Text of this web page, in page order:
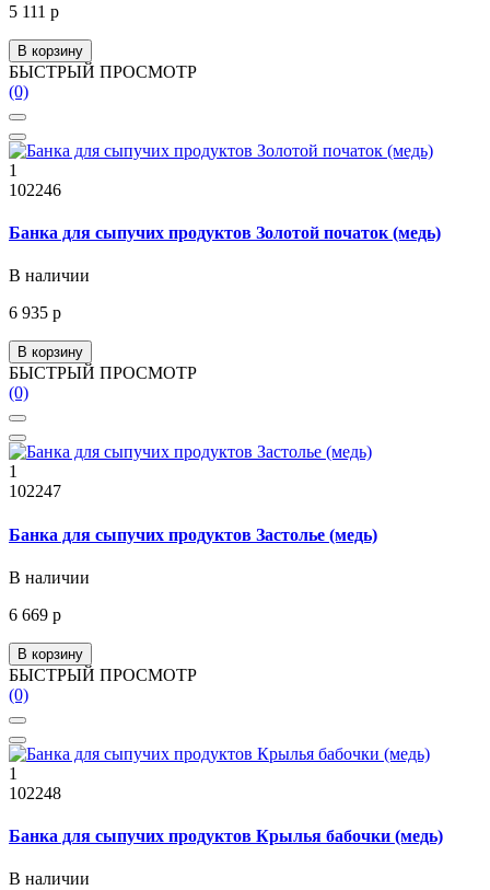
5 111 р
В корзину
БЫСТРЫЙ ПРОСМОТР
(0)
1
102246
Банка для сыпучих продуктов Золотой початок (медь)
В наличии
6 935 р
В корзину
БЫСТРЫЙ ПРОСМОТР
(0)
1
102247
Банка для сыпучих продуктов Застолье (медь)
В наличии
6 669 р
В корзину
БЫСТРЫЙ ПРОСМОТР
(0)
1
102248
Банка для сыпучих продуктов Крылья бабочки (медь)
В наличии